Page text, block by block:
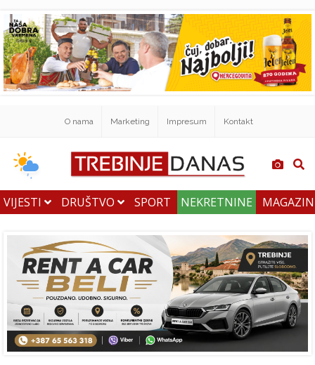
O nama Marketing Impresum Kontakt
VIJESTI DRUŠTVO SPORT NEKRETNINE